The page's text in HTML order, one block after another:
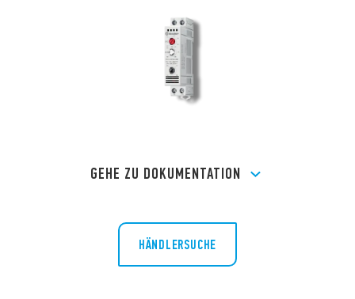
GEHE ZU DOKUMENTATION
HÄNDLERSUCHE